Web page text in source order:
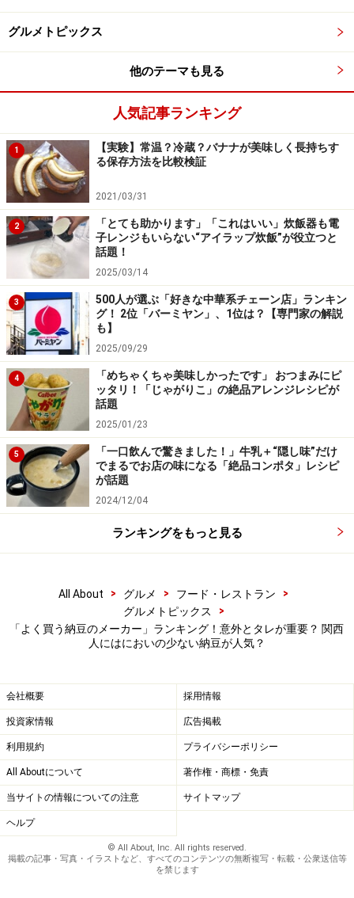
でよく見かけます。
人気のブランドは、まずは「北海道小粒納豆」。
「国産で安心、中粒より小粒派、安い（20代・女性）」
「手頃な値段。子どもが小粒が好き。量がちょうどいい
（40代・女性）」「北海道産の大豆がおいしいです（40
代・女性）」
そして、「極小粒カップ3
「紙コップタイプで混ぜやすい（50代・女性）」
これは、言わずもがなの、カップ型少量3連のあれで
す。ホテルの朝食の納豆サイズ。一人しか納豆を食べな
い家庭にも最適。
「『まろやか昆布だし』がおいしいから（30代・男
性）」「付属の昆布だしがおいしく、食べやすいため
（30代・男性）」
そして、意外にもタレに言及している方々も。納豆のタ
レって選択のとても重要な項目なんですね。
そして最大派閥は「極小粒」！
イズの粒感で食べやすく、タレもおいしく飽きがなこな
いから（20代・女性）」
が、下記のようなコメントです。
「夫が昔から食べていて、なじみのある納豆なので購入
しています（40代・女性）」「普段行く店で売っている
納豆が、その商品なため（30代・男性）」「安いし、ど
このスーパーでも売っているので、食べ慣れている（30
代・女性）」「昔から買っているので（30代・女性）」
とにかく、手に入りやすいからずっと買っている、とい
グルメトピックス
他のテーマも見る
人気記事ランキング
1
【実験】常温？冷蔵？バナナが美味しく長持ちす
る保存方法を比較検証
2021/03/31
2
「とても助かります」「これはいい」炊飯器も電
子レンジもいらない“アイラップ炊飯”が役立つと
話題！
2025/03/14
3
500人が選ぶ「好きな中華系チェーン店」ランキン
グ！ 2位「バーミヤン」、1位は？【専門家の解説
も】
2025/09/29
4
「めちゃくちゃ美味しかったです」 おつまみにピ
ッタリ！「じゃがりこ」の絶品アレンジレシピが
話題
2025/01/23
5
「一口飲んで驚きました！」牛乳＋“隠し味”だけ
でまるでお店の味になる「絶品コンポタ」レシピ
が話題
2024/12/04
ランキングをもっと見る
All About > グルメ > フード・レストラン
>
グルメトピックス
>
「よく買う納豆のメーカー」ランキング！意外とタレが重要？ 関西
人にはにおいの少ない納豆が人気？
会社概要 採用情報
投資家情報 広告掲載
利用規約 プライバシーポリシー
All Aboutについて 著作権・商標・免責
当サイトの情報についての注意 サイトマップ
ヘルプ
© All About, Inc. All rights reserved.
掲載の記事・写真・イラストなど、すべてのコンテンツの無断複写・転載・公衆送信等
を禁じます